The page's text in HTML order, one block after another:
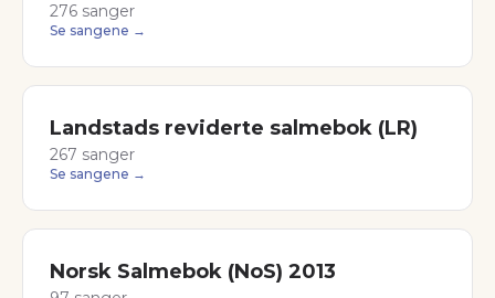
276 sanger
Se sangene →
Landstads reviderte salmebok (LR)
267 sanger
Se sangene →
Norsk Salmebok (NoS) 2013